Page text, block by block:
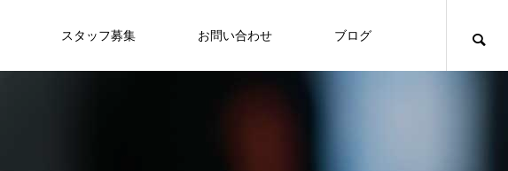
スタッフ募集 お問い合わせ ブログ